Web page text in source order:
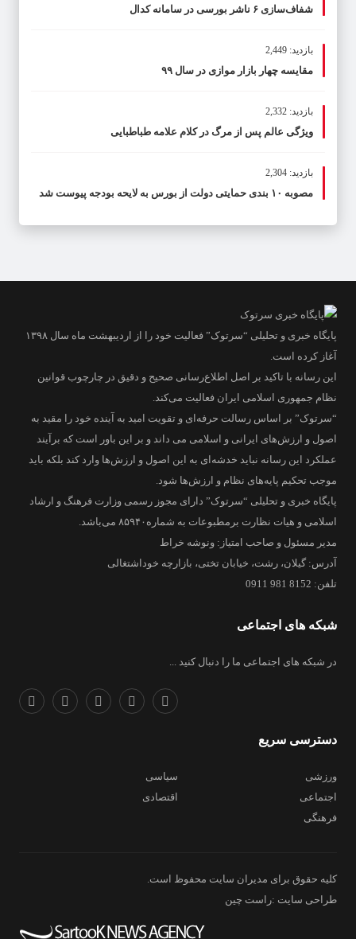
شفاف‌سازی ۶ ناشر بورسی در سامانه کدال
بازدید: 2,449
مقایسه چهار بازار موازی در سال ۹۹
بازدید: 2,332
ویژگی عالم پس از مرگ در کلام علامه طباطبایی
بازدید: 2,304
مصوبه ۱۰ بندی حمایتی دولت از بورس به لایحه بودجه پیوست شد
پایگاه خبری و تحلیلی “سرتوک” فعالیت خود را از اردیبهشت ماه سال ۱۳۹۸
آغاز کرده است.
این رسانه با تاکید بر اصل اطلاع‌رسانی صحیح و دقیق در چارچوب قوانین
نظام جمهوری اسلامی ایران فعالیت می‌کند.
“سرتوک” بر اساس رسالت حرفه‌ای و تقویت امید به آینده خود را مقید به
اصول و ارزش‌های ایرانی و اسلامی می داند و بر این باور است که برآیند
عملکرد این رسانه نباید خدشه‌ای به این اصول و ارزش‌ها وارد کند بلکه باید
موجب تحکیم پایه‌های نظام و ارزش‌ها شود.
پایگاه خبری و تحلیلی “سرتوک” دارای مجوز رسمی وزارت فرهنگ و ارشاد
اسلامی و هیات نظارت برمطبوعات به شماره۸۵۹۴۰ می‌باشد.
مدیر مسئول و صاحب امتیاز: ونوشه خراط
آدرس: گیلان، رشت، خیابان تختی، بازارچه خوداشتغالی
تلفن: 8152 981 0911
شبکه های اجتماعی
در شبکه های اجتماعی ما را دنبال کنید ...
دسترسی سریع
ورزشی
سیاسی
اجتماعی
اقتصادی
فرهنگی
کلیه حقوق برای مدیران سایت محفوظ است.
طراحی سایت :راست چین